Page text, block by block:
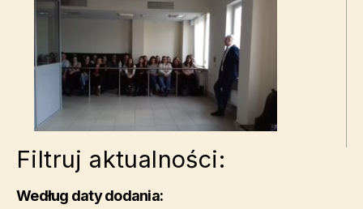
Filtruj aktualności:
Według daty dodania: